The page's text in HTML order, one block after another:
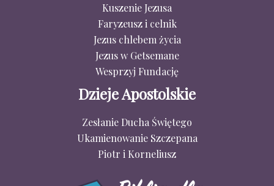
Kuszenie Jezusa
Faryzeusz i celnik
Jezus chlebem życia
Jezus w Getsemane
Wesprzyj Fundację
Dzieje Apostolskie
Zesłanie Ducha Świętego
Ukamienowanie Szczepana
Piotr i Korneliusz